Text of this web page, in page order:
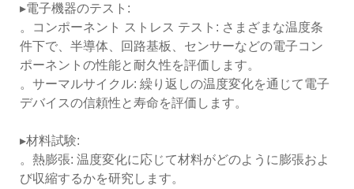
▸電子機器のテスト:
。コンポーネント ストレス テスト: さまざまな温度条
件下で、半導体、回路基板、センサーなどの電子コン
ポーネントの性能と耐久性を評価します。
。サーマルサイクル: 繰り返しの温度変化を通じて電子
デバイスの信頼性と寿命を評価します。
▸材料試験:
。熱膨張: 温度変化に応じて材料がどのように膨張およ
び収縮するかを研究します。